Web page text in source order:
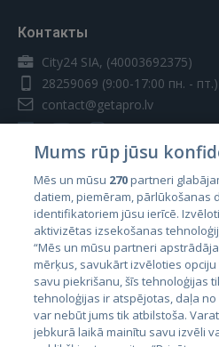
Контакты
City24 SIA, (40003692375)
28259069 (9:00-17:00 пн. - пт.)
contact@getapro.lv
Страны
Эстония
Латвия
Литва
Mums rūp jūsu
Mēs un mūsu 270partneri
datiem, piemēram, pārlūkošanas
identifikatoriem jūsu ierīcē.
aktivizētas izsekošanas
“Mēs un mūsu partneri
mērķus, savukārt izvēloties
savu piekrišanu, šīs tehnoloģijas
tehnoloģijas ir atspējotas, daļa
var nebūt jums tik atbilstoša.
jebkurā laikā mainītu savu izvēli